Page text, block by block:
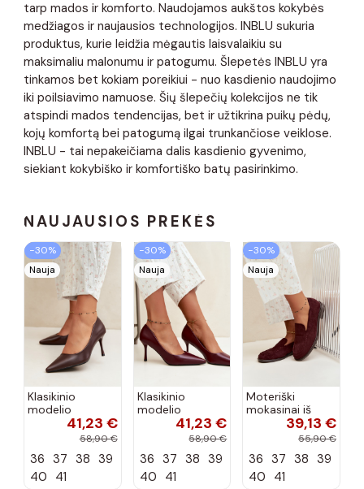
tarp mados ir komforto. Naudojamos aukštos kokybės
medžiagos ir naujausios technologijos. INBLU sukuria
produktus, kurie leidžia mėgautis laisvalaikiu su
maksimaliu malonumu ir patogumu. Šlepetės INBLU yra
tinkamos bet kokiam poreikiui - nuo kasdienio naudojimo
iki poilsiavimo namuose. Šių šlepečių kolekcijos ne tik
atspindi mados tendencijas, bet ir užtikrina puikų pėdų,
kojų komfortą bei patogumą ilgai trunkančiose veiklose.
INBLU - tai nepakeičiama dalis kasdienio gyvenimo,
siekiant kokybiško ir komfortiško batų pasirinkimo.
NAUJAUSIOS PREKĖS
−30%
Nauja
Klasikinio
modelio
aukštakulniai
šokolado
spalvos Nesha
41,23 €
58,90 €
36 37 38 39
40 41
−30%
Nauja
Klasikinio
modelio
aukštakulniai
bordo spalvos
Nesha
41,23 €
58,90 €
36 37 38 39
40 41
−30%
Nauja
Moteriški
mokasinai iš
dirbtinės
zomšos, bordo
39,13 €
55,90 €
36 37 38 39
40 41